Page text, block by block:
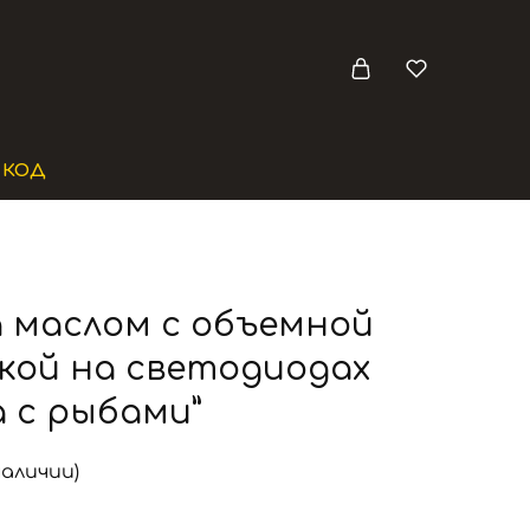
КОД
с объемной
на светодиодах
с рыбами”